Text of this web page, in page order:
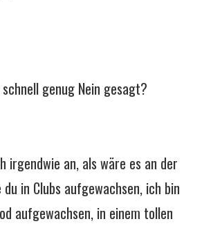
genug Nein gesagt?
irgendwie an, als wäre es an der
in Clubs aufgewachsen, ich bin
aufgewachsen, in einem tollen